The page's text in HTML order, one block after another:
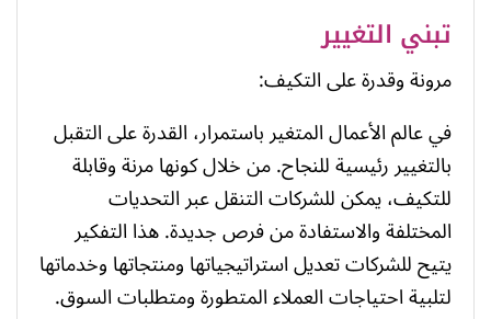
تبني التغيير
مرونة وقدرة على التكيف:
في عالم الأعمال المتغير باستمرار، القدرة على التقبل
بالتغيير رئيسية للنجاح. من خلال كونها مرنة وقابلة
للتكيف، يمكن للشركات التنقل عبر التحديات
المختلفة والاستفادة من فرص جديدة. هذا التفكير
يتيح للشركات تعديل استراتيجياتها ومنتجاتها وخدماتها
لتلبية احتياجات العملاء المتطورة ومتطلبات السوق.